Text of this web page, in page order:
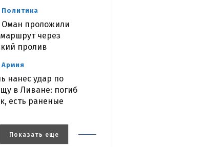
Политика
Оман проложили
через
пролив
Армия
нанес удар по
в Ливане: погиб
есть раненые
Показать еще